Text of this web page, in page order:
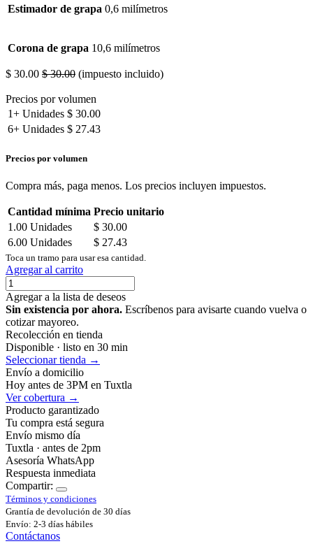
Estimador de grapa 0,6 milímetros
Corona de grapa 10,6 milímetros
$ 30.00 $30.00 (impuesto incluido)
Precios por volumen
1+ Unidades $ 30.00
6+ Unidades $ 27.43
Precios por volumen
Compra más, paga menos. Los precios incluyen impuestos.
Cantidad mínima Precio unitario
1.00 Unidades $ 30.00
6.00 Unidades $ 27.43
Toca un tramo para usar esa cantidad.
Agregar al carrito
Agregar a la lista de deseos
Sin existencia por ahora. Escríbenos para avisarte cuando vuelva o
cotizar mayoreo.
Recolección en tienda
Disponible · listo en 30 min
Seleccionar tienda →
Envío a domicilio
Hoy antes de 3PM en Tuxtla
Ver cobertura →
Producto garantizado
Tu compra está segura
Envío mismo día
Tuxtla · antes de 2pm
Asesoría WhatsApp
Respuesta inmediata
Compartir:
Términos y condiciones
Grantía de devolución de 30 días
Envío: 2-3 días hábiles
Contáctanos